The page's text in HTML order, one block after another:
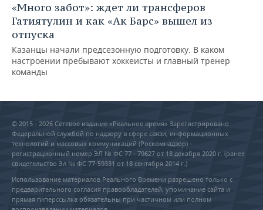
«Много забот»: ждет ли трансферов
Гатиятулин и как «Ак Барс» вышел из
отпуска
Казанцы начали предсезонную подготовку. В каком
настроении пребывают хоккеисты и главный тренер
команды
© 2015 - 2026 Сетевое издание «Реальное время» Зарегистрировано
Федеральной службой по надзору в сфере связи, информационных
технологий и массовых коммуникаций (Роскомнадзор) –
регистрационный номер ЭЛ № ФС 77 - 79627 от 18 декабря 2020 г. (ранее
свидетельство Эл № ФС 77-59331 от 18 сентября 2014 г.)
Использование материалов Реального Времени разрешено только с
предварительного согласия правообладателей, упоминание сайта и
прямая гиперссылка обязательны при частичном или полном